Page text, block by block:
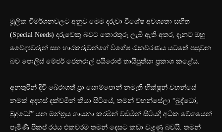
මූලික විමර්ශනවලට අනුව මෙම දරුවා විශේෂ අවශ්‍යතා සහිත
(Special Needs) දරුවෙකු බවට තොරතුරු ලැබී ඇති අතර, දැනට ඔහු
වෛද්‍යවරුන් සහ භාරකරුවන්ගේ විශේෂ රැකවරණය යටතේ පසුවන
බව පොලිස් මේජර් ජෙනරාල් පයිරොජ් තායිපුත්සා ප්‍රකාශ කළේය.
අනතුරින් දිවි බේරාගත් ප්‍රා සොම්පොන් නමැති භික්ෂූන් වහන්සේ
නමක් අදහස් දක්වමින් කියා සිටියේ, තමන් වහන්සේලා “බුද්ධෝ,
බුද්ධෝ” යන මන්ත්‍රය ගායනා කරමින් වඩිමින් සිටියදී අධික වේගයෙන්
පැමිණි පිකප් රථය එකවරම තමන් දෙසට කඩා වැදුණු බවයි. තමන්